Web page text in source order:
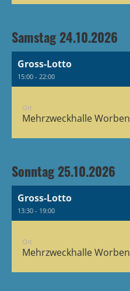
Samstag 24.10.2026
Gross-Lotto
15:00 - 22:00
Ort
Mehrzweckhalle Worben
Sonntag 25.10.2026
Gross-Lotto
13:30 - 19:00
Ort
Mehrzweckhalle Worben